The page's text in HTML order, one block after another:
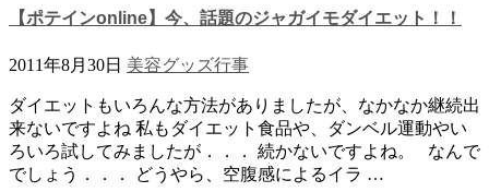
【ポテインonline】今、話題のジャガイモダイエット！！
2011年8月30日 美容グッズ行事
ダイエットもいろんな方法がありましたが、なかなか継続出
来ないですよね 私もダイエット食品や、ダンベル運動やい
ろいろ試してみましたが．．． 続かないですよね。 なんで
でしょう．．． どうやら、空腹感によるイラ …